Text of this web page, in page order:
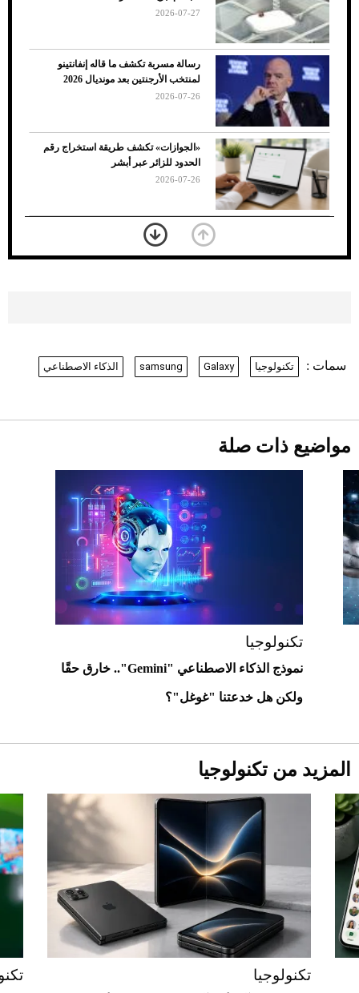
7 نصائح لاختيار لون البنطلون المناسب للقميص
الأسود
أغلى 10 عطور في العالم للرجال تمنحك فخامة
استثنائية
Aston Martin Valiant: على هوى الأبطال
2026-07-27
رسالة مسربة تكشف ما قاله إنفانتينو
لمنتخب الأرجنتين بعد مونديال 2026
2026-07-26
«الجوازات» تكشف طريقة استخراج رقم
الحدود للزائر عبر أبشر
2026-07-26
بعد 7 أشهر من تعرضه لحادث مروع.. جوشوا
يفوز على برينغا بـ"الضربة القاضية" (فيديو)
Comeback" في جدة (فيديو)
2026-07-25
"بوجاتي ميسترال" الاستثنائية للبيع في
مزاد مونتيري
2026-07-23
سمات : تكنولوجيا Galaxy
samsung الذكاء الاصطناعي
مواضيع ذات صلة
تكنولوجيا
نموذج الذكاء الاصطناعي "Gemini".. خارق حقًا
ولكن هل خدعتنا "غوغل"؟
المزيد من تكنولوجيا
تكنولوجيا